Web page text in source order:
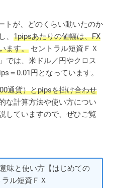
トが、どのくらい動いたのか
、 1pipsあたりの値幅は、FX
ます。 セントラル短資ＦＸ
では、米ドル／円やクロス
＝0.01円となっています。
通貨）とpipsを掛け合わせ
な計算方法や使い方につい
していますので、ぜひご覧
味と使い方【はじめての
ル短資ＦＸ